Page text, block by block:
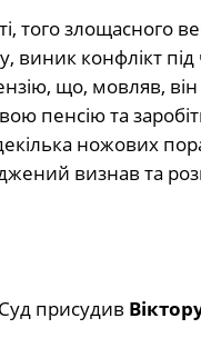
того злощасного
конфлікт
що, мовляв,
пенсію та
ножових
визнав та
присудив